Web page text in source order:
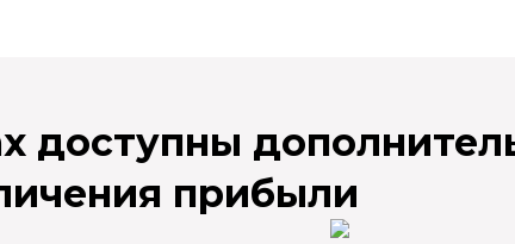
доступны
прибыли